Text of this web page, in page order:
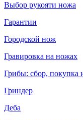
Выбор рукояти ножа
Гарантии
Городской нож
Гравировка на ножах
Грибы: сбор, покупка
Гриндер
Деба